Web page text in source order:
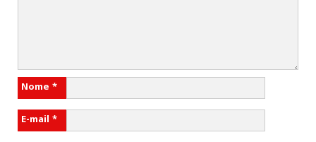
Nome *
E-mail *